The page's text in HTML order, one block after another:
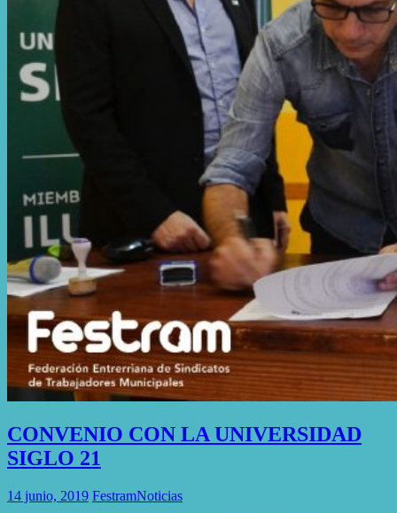
CONVENIO CON LA UNIVERSIDAD
SIGLO 21
14 junio, 2019 FestramNoticias